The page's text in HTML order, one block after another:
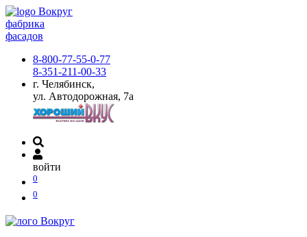
фабрика
фасадов
8-800-77-55-0-77
8-351-211-00-33
г. Челябинск,
ул. Автодорожная, 7а
войти
0
0